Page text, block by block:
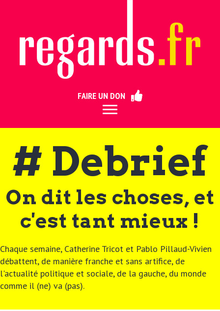
FAIRE UN DON
# Debrief
On dit les choses, et
c'est tant mieux !
Chaque semaine, Catherine Tricot et Pablo Pillaud-Vivien
débattent, de manière franche et sans artifice, de
l'actualité politique et sociale, de la gauche, du monde
comme il (ne) va (pas).